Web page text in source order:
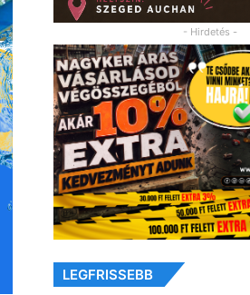
- Hirdetés -
LEGFRISSEBB